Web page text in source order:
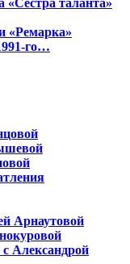
«Сестра таланта»
«Ремарка»
го…
Арнаутовой
Александрой